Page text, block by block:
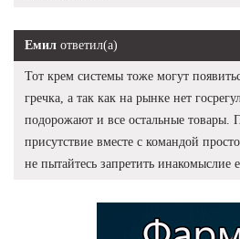
Емил ответил(а)
Тот крем системы тоже могут
гречка, а так как на рынке нет
подорожают и все остальные товары.
присутствие вместе с командой
не пытайтесь запретить инакомыслие